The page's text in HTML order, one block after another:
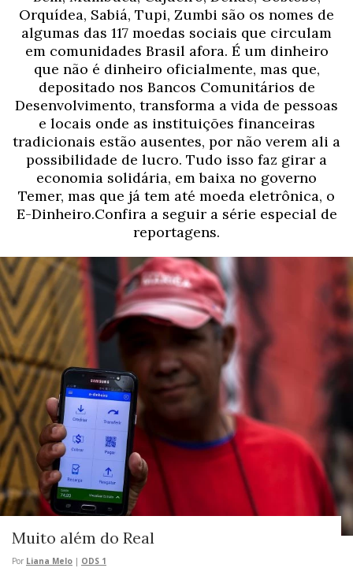
Orquídea, Sabiá, Tupi, Zumbi são os nomes de
algumas das 117 moedas sociais que circulam
em comunidades Brasil afora. É um dinheiro
que não é dinheiro oficialmente, mas que,
depositado nos Bancos Comunitários de
Desenvolvimento, transforma a vida de pessoas
e locais onde as instituições financeiras
tradicionais estão ausentes, por não verem ali a
possibilidade de lucro. Tudo isso faz girar a
economia solidária, em baixa no governo
Temer, mas que já tem até moeda eletrônica, o
E-Dinheiro.Confira a seguir a série especial de
reportagens.
Muito além do Real
Por Liana Melo | ODS 1